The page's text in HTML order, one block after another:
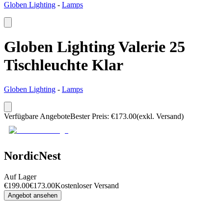
Globen Lighting - Lamps
Globen Lighting Valerie 25
Tischleuchte Klar
Globen Lighting - Lamps
Verfügbare AngeboteBester Preis: €173.00(exkl. Versand)
NordicNest
Auf Lager
€199.00€173.00Kostenloser Versand
Angebot ansehen